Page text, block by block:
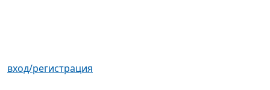
вход/регистрация